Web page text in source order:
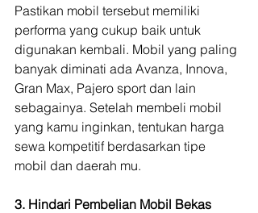
Pastikan mobil tersebut memiliki
performa yang cukup baik untuk
digunakan kembali. Mobil yang paling
banyak diminati ada Avanza, Innova,
Gran Max, Pajero sport dan lain
sebagainya. Setelah membeli mobil
yang kamu inginkan, tentukan harga
sewa kompetitif berdasarkan tipe
mobil dan daerah mu.
3. Hindari Pembelian Mobil Bekas